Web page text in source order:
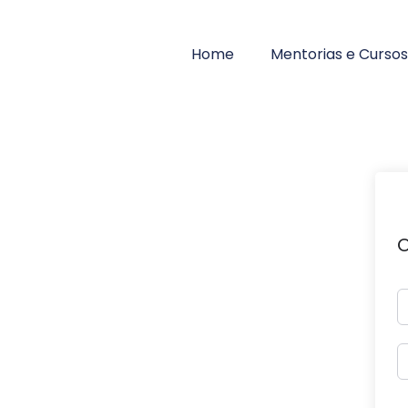
Home Mentorias e Cursos